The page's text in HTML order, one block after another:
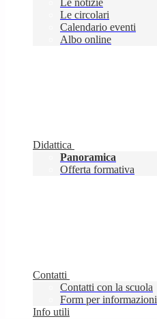
Le notizie
Le circolari
Calendario eventi
Albo online
Didattica
Panoramica
Offerta formativa
Contatti
Contatti con la scuola
Form per informazioni
Info utili